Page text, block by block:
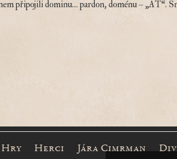
připojili dominu… pardon, doménu – „AT“.
Hry Herci Jára Cimrman